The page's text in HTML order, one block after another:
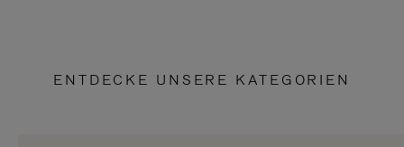
ENTDECKE UNSERE KATEGORIEN